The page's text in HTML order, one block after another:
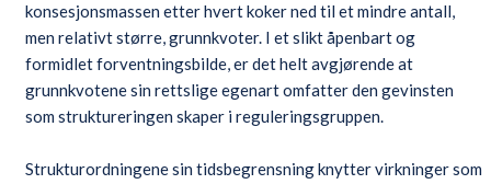
konsesjonsmassen etter hvert koker ned til et mindre antall,
men relativt større, grunnkvoter. I et slikt åpenbart og
formidlet forventningsbilde, er det helt avgjørende at
grunnkvotene sin rettslige egenart omfatter den gevinsten
som struktureringen skaper i reguleringsgruppen.
Strukturordningene sin tidsbegrensning knytter virkninger som